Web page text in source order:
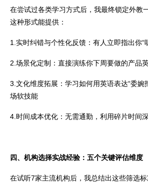
在尝试过各类学习方式后，我最终锁定外教
这种形式能提供：
1.实时纠错与个性化反馈：有人立即指出你“
2.场景化定制：直接演练你下周要做的产品
3.文化维度拓展：学习如何用英语表达“委婉
场软技能
4.时间成本优化：无需通勤，利用碎片时间
四、机构选择实战经验：五个关键评估维度
在试听7家主流机构后，我总结出这些筛选标